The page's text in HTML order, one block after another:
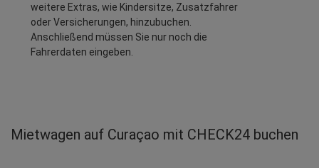
weitere Extras, wie Kindersitze, Zusatzfahrer
oder Versicherungen, hinzubuchen.
Anschließend müssen Sie nur noch die
Fahrerdaten eingeben.
Mietwagen auf Curaçao mit CHECK24 buchen